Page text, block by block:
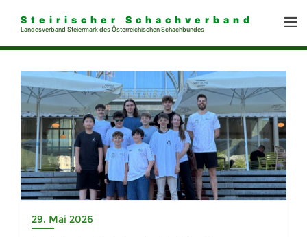
Steirischer Schachverband
Landesverband Steiermark des Österreichischen Schachbundes
29. Mai 2026